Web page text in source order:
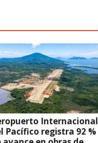
Internacional
Pacífico registra 92 %